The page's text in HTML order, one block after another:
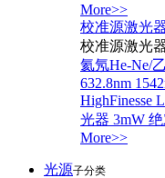
More>>
校准源激光
校准源激光
氦氖He-Ne/
632.8nm
HighFinesse
光器 3mW
More>>
光源子分类